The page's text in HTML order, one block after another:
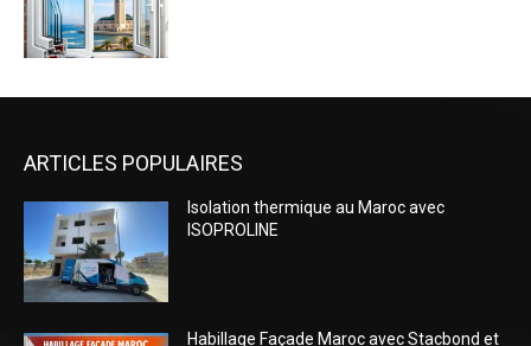
ARTICLES POPULAIRES
Isolation thermique au Maroc avec
ISOPROLINE
Habillage Façade Maroc avec Stacbond et